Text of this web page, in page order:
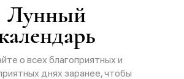
Лунный
о всех благоприятных и
днях заранее, чтобы